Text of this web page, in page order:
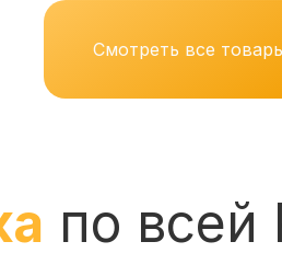
Смотреть все
по всей